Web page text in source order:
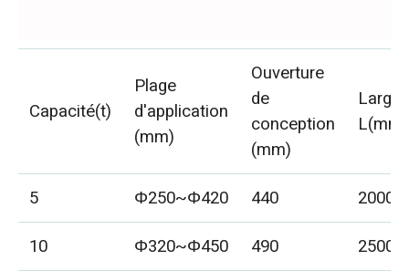
Capacité(t)
Plage
d'application
(mm)
Ouverture
de
conception
(mm)
L(mm)
5 Φ250~Φ420 440
2000
10
Φ320~Φ450 490
2500